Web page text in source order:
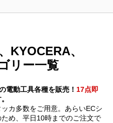
KYOCERA、
リー一覧
電動工具各種を販売！ 17点即
カ多数をご用意。あらいECシ
め、平日10時までのご注文で